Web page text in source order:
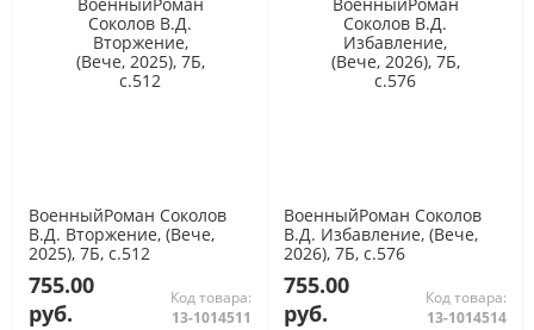
ВоенныйРоман Соколов
В.Д. Вторжение, (Вече,
2025), 7Б, c.512
755.00
руб.
Код товара:
13-1014511
ВоенныйРоман Соколов
В.Д. Избавление, (Вече,
2026), 7Б, c.576
755.00
руб.
Код товара:
13-1014514